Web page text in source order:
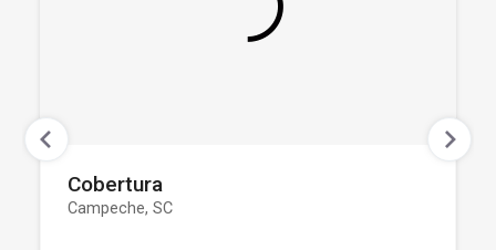
Cobertura
Campeche, SC